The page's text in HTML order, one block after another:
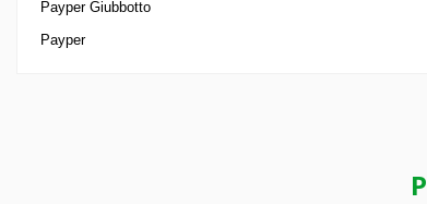
Payper Giubbotto
Payper